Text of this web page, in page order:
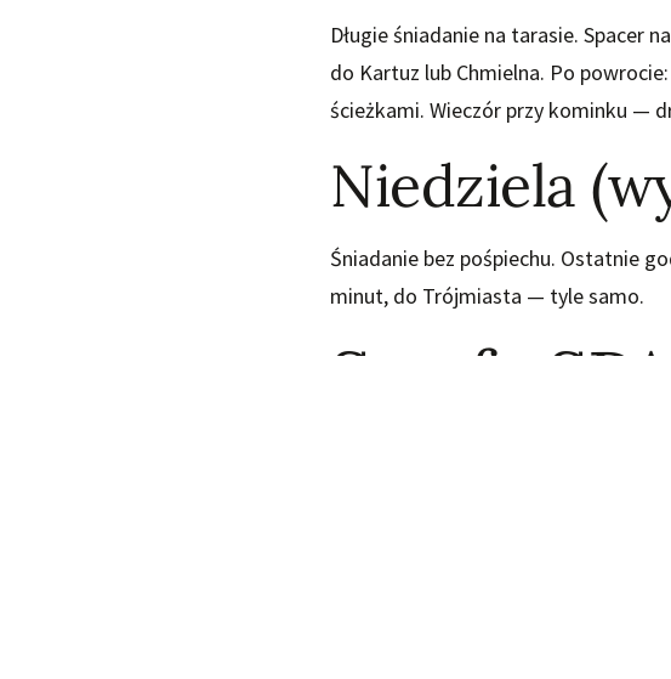
Długie śniadanie na tarasie. Spacer
do Kartuz lub Chmielna. Po
ścieżkami. Wieczór przy kominku —
Niedziela
Śniadanie bez pośpiechu. Ostatnie
minut, do Trójmiasta — tyle samo.
Strefa